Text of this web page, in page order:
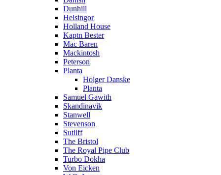
Dunhill
Helsingor
Holland House
Kaptn Bester
Mac Baren
Mackintosh
Peterson
Planta
Holger Danske
Planta
Samuel Gawith
Skandinavik
Stanwell
Stevenson
Sutliff
The Bristol
The Royal Pipe Club
Turbo Dokha
Von Eicken